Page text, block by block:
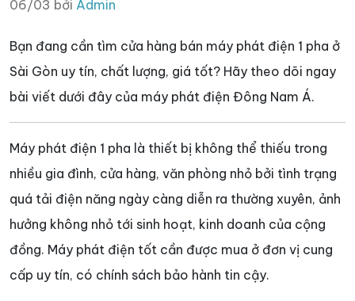
06/03 bởi Admin
Bạn đang cần tìm cửa hàng bán máy phát điện 1 pha ở
Sài Gòn uy tín, chất lượng, giá tốt? Hãy theo dõi ngay
bài viết dưới đây của máy phát điện Đông Nam Á.
Máy phát điện 1 pha là thiết bị không thể thiếu trong
nhiều gia đình, cửa hàng, văn phòng nhỏ bởi tình trạng
quá tải điện năng ngày càng diễn ra thường xuyên, ảnh
hưởng không nhỏ tới sinh hoạt, kinh doanh của cộng
đồng. Máy phát điện tốt cần được mua ở đơn vị cung
cấp uy tín, có chính sách bảo hành tin cậy.